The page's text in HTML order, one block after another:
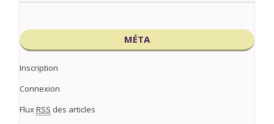
MÉTA
Inscription
Connexion
FluxRSS des articles